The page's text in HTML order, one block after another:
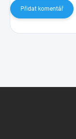
Přidat komentář